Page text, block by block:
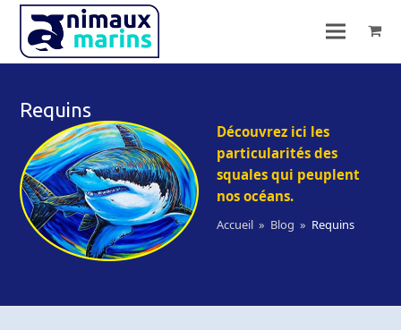
Requins
Découvrez ici les
particularités des
squales qui peuplent
nos océans.
Accueil » Blog » Requins